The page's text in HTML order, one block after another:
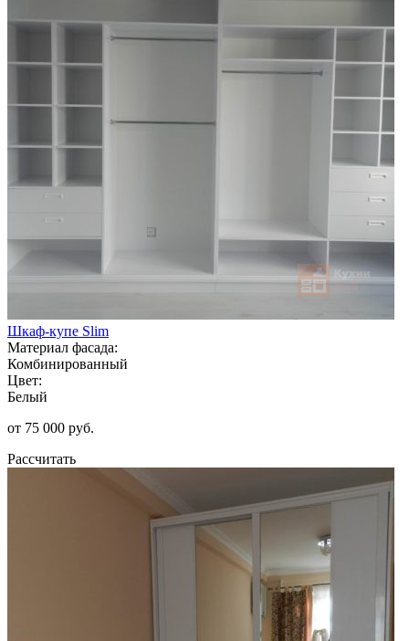
Шкаф-купе Slim
Материал фасада:
Комбинированный
Цвет:
Белый
от 75 000 руб.
Рассчитать